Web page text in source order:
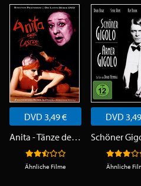
DVD 3,49 €
Anita - Tänze des Lasters
Ähnliche Filme
DVD
Ähnliche